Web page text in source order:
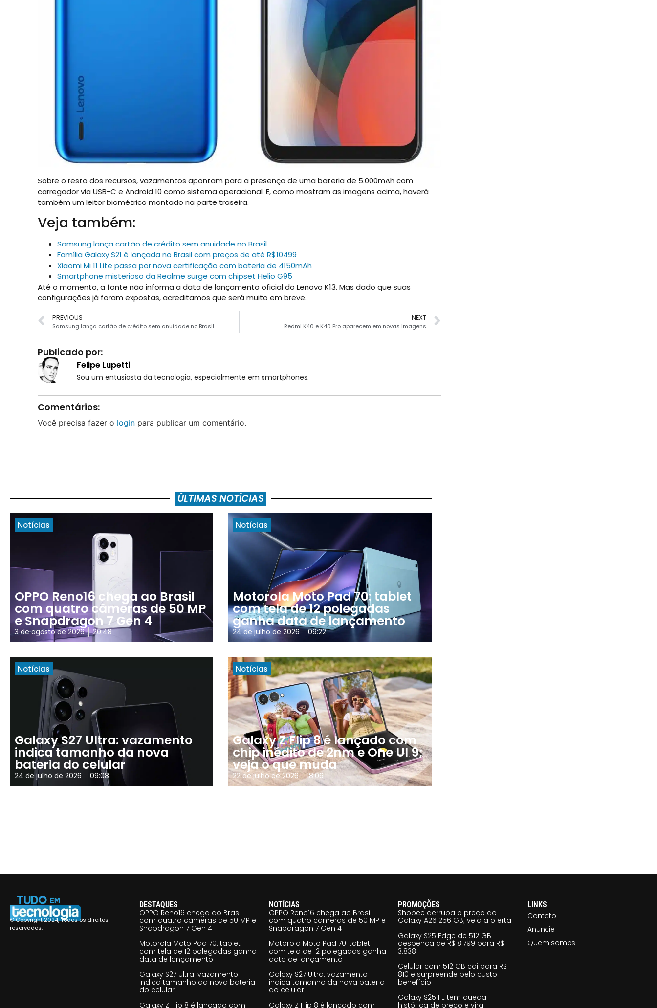
Sobre o resto dos recursos, vazamentos apontam para a presença de uma bateria de 5.000mAh com
carregador via USB-C e Android 10 como sistema operacional. E, como mostram as imagens acima, haverá
também um leitor biométrico montado na parte traseira.
Veja também:
Samsung lança cartão de crédito sem anuidade no Brasil
Família Galaxy S21 é lançada no Brasil com preços de até R$10499
Xiaomi Mi 11 Lite passa por nova certificação com bateria de 4150mAh
Smartphone misterioso da Realme surge com chipset Helio G95
Até o momento, a fonte não informa a data de lançamento oficial do Lenovo K13. Mas dado que suas
configurações já foram expostas, acreditamos que será muito em breve.
PREVIOUS
Samsung lança cartão de crédito sem anuidade no Brasil
NEXT
Redmi K40 e K40 Pro aparecem em novas imagens
Publicado por:
Felipe Lupetti
Sou um entusiasta da tecnologia, especialmente em smartphones.
Comentários:
Você precisa fazer o loginpara publicar um comentário.
ÚLTIMAS NOTÍCIAS
Notícias
OPPO Reno16 chega ao Brasil
com quatro câmeras de 50 MP
e Snapdragon 7 Gen 4
3 de agosto de 2026 20:48
Notícias
Motorola Moto Pad 70: tablet
com tela de 12 polegadas
ganha data de lançamento
24 de julho de 2026 09:22
Notícias
Galaxy S27 Ultra: vazamento
indica tamanho da nova
bateria do celular
24 de julho de 2026 09:08
Notícias
Galaxy Z Flip 8 é lançado com
chip inédito de 2nm e One UI 9;
veja o que muda
22 de julho de 2026 18:06
© Copyright 2024, Todos os direitos
reservados.
DESTAQUES
OPPO Reno16 chega ao Brasil
com quatro câmeras de 50 MP e
Snapdragon 7 Gen 4
Motorola Moto Pad 70: tablet
com tela de 12 polegadas ganha
data de lançamento
Galaxy S27 Ultra: vazamento
indica tamanho da nova bateria
do celular
Galaxy Z Flip 8 é lançado com
NOTÍCIAS
OPPO Reno16 chega ao Brasil
com quatro câmeras de 50 MP e
Snapdragon 7 Gen 4
Motorola Moto Pad 70: tablet
com tela de 12 polegadas ganha
data de lançamento
Galaxy S27 Ultra: vazamento
indica tamanho da nova bateria
do celular
Galaxy Z Flip 8 é lançado com
PROMOÇÕES
Shopee derruba o preço do
Galaxy A26 256 GB; veja a oferta
Galaxy S25 Edge de 512 GB
despenca de R$ 8.799 para R$
3.838
Celular com 512 GB cai para R$
810 e surpreende pelo custo-
benefício
Galaxy S25 FE tem queda
histórica de preço e vira
LINKS
Contato
Anuncie
Quem somos